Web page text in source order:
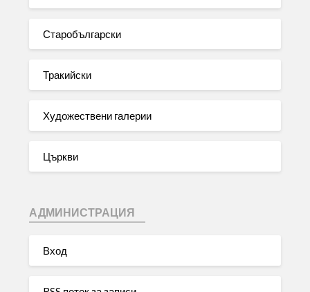
Старобългарски
Тракийски
Художествени галерии
Църкви
АДМИНИСТРАЦИЯ
Вход